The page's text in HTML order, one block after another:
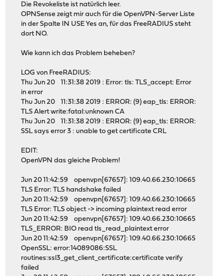
Die Revokeliste ist natürlich leer.
OPNSense zeigt mir auch für die OpenVPN-Server Liste
in der Spalte IN USE Yes an, für das FreeRADIUS steht
dort NO.
Wie kann ich das Problem beheben?
LOG von FreeRADIUS:
Thu Jun 20 11:31:38 2019 : Error: tls: TLS_accept: Error
in error
Thu Jun 20 11:31:38 2019 : ERROR: (9) eap_tls: ERROR:
TLS Alert write:fatal:unknown CA
Thu Jun 20 11:31:38 2019 : ERROR: (9) eap_tls: ERROR:
SSL says error 3 : unable to get certificate CRL
EDIT:
OpenVPN das gleiche Problem!
Jun 20 11:42:59 openvpn[67657]: 109.40.66.230:10665
TLS Error: TLS handshake failed
Jun 20 11:42:59 openvpn[67657]: 109.40.66.230:10665
TLS Error: TLS object -> incoming plaintext read error
Jun 20 11:42:59 openvpn[67657]: 109.40.66.230:10665
TLS_ERROR: BIO read tls_read_plaintext error
Jun 20 11:42:59 openvpn[67657]: 109.40.66.230:10665
OpenSSL: error:14089086:SSL
routines:ssl3_get_client_certificate:certificate verify
failed